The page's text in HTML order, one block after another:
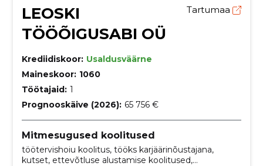
LEOSKI
TÖÖÕIGUSABI OÜ
Tartumaa
Krediidiskoor: Usaldusväärne
Maineskoor: 1060
Töötajaid: 1
Prognooskäive (2026): 65 756 €
Mitmesugused koolitused
töötervishoiu koolitus, tööks karjäärinõustajana,
kutset, ettevõtluse alustamise koolitused,